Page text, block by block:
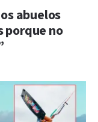
abuelos
porque no